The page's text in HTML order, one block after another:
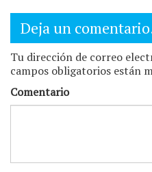
Deja un
Tu dirección de correo
campos obligatorios están
Comentario